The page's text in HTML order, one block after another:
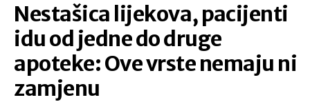
Nestašica lijekova, pacijenti
idu od jedne do druge
apoteke: Ove vrste nemaju ni
zamjenu